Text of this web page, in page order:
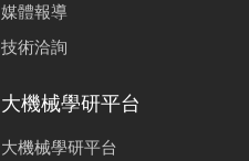
媒體報導
技術洽詢
大機械學研平台
大機械學研平台